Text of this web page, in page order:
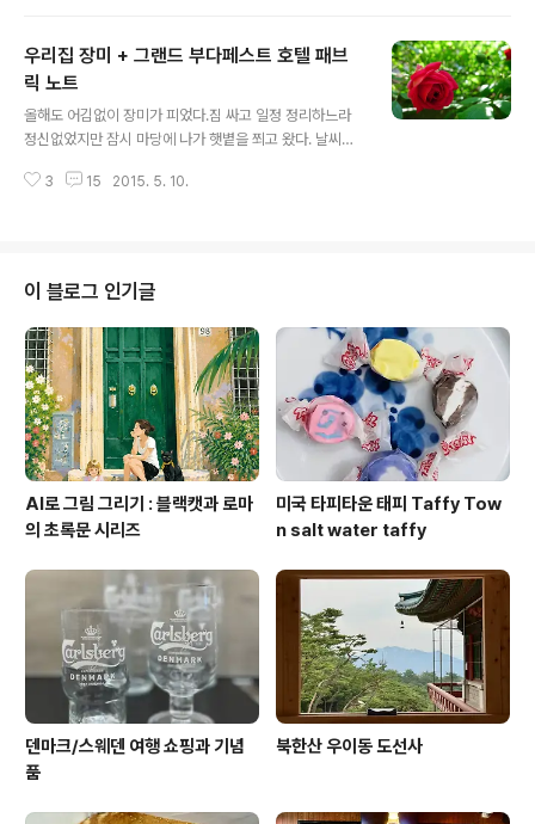
사진 6~7장 정도 달라고 하셨을때 큰 고민 없이 비슷비슷
한 사진들을 보냈는데한 페이지 가득에 6장 모두 실린 걸
보고 깜놀했다.그때 너무 정신없지만 않았어도, 옛날 엑시
무스 사진들 다 뒤져서 다양하게 보내드렸을텐데비슷비슷
한 구도의 사진들 뿐이라 좀 아쉽다. 맨 위의 큰 사진은 체
코 프라하 까를교에서 찍었고그 밑의 사진들은포르투갈 코
우리집 장미 + 그랜드 부다페스트 호텔 패브
릭 노트
올해도 어김없이 장미가 피었다.짐 싸고 일정 정리하느라
정신없었지만 잠시 마당에 나가 햇볕을 쬐고 왔다. 날씨가
정말 좋은데 집에 틀어박혀 벼락치기 여행 준비하려니 뭔
것 같다는 생각을 하지만 설마 그럴리는 없겠지. 아직 몇송
이 밖에 안펴서, 아마도 만개는... 여행 중에 되지 싶다.올해
엔 장미가 만개한 풍경을 못볼 수도 있다고 생각하니 조금
아쉽다. 그리고, 깜짝 선물을 받았다.카이님이 보내주신 생
일선물! 무려 손수 만든 그랜드 부다페스트 호텔 패브릭 노
트!정말 반해버렸습니다 +..
3 15 2015. 5. 10.
이 블로그 인기글
AI로 그림 그리기 : 블랙캣과 로마
의 초록문 시리즈
미국 타피타운 태피 Taffy Tow
n salt water taffy
덴마크/스웨덴 여행 쇼핑과 기념
품
북한산 우이동 도선사